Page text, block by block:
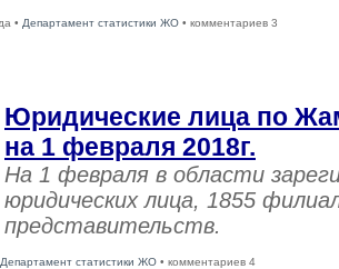
• Департамент статистики ЖО • комментариев 3
Юридические лица по
на 1 февраля 2018г.
На 1 февраля в области
юридических лица, 1855
представительств.
Департамент статистики ЖО • комментариев 4